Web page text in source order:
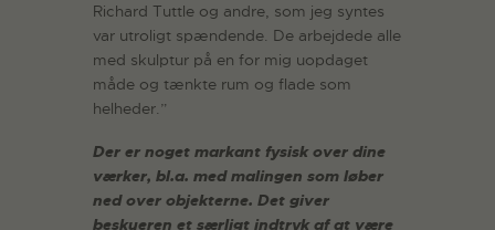
Richard Tuttle og andre, som jeg syntes
var utroligt spændende. De arbejdede alle
med skulptur på en for mig uopdaget
måde og tænkte rum og flade som
helheder.”
Der er noget markant fysisk over dine
værker, bl.a. med malingen som løber
ned over objekterne. Det giver
beskueren et særligt indtryk af at være